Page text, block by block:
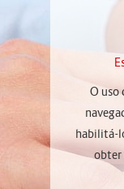
O uso
habilitá-
obter